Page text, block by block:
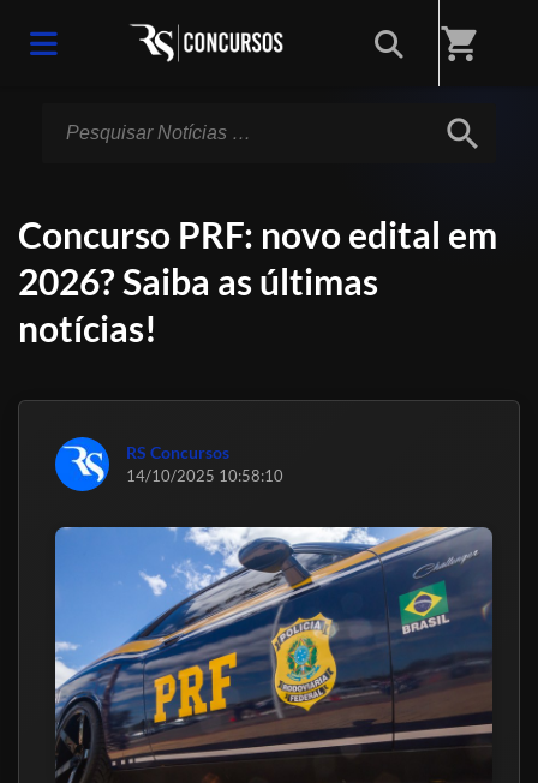
shopping_cart
search
Concurso PRF: novo edital em
2026? Saiba as últimas
notícias!
RS Concursos
14/10/2025 10:58:10